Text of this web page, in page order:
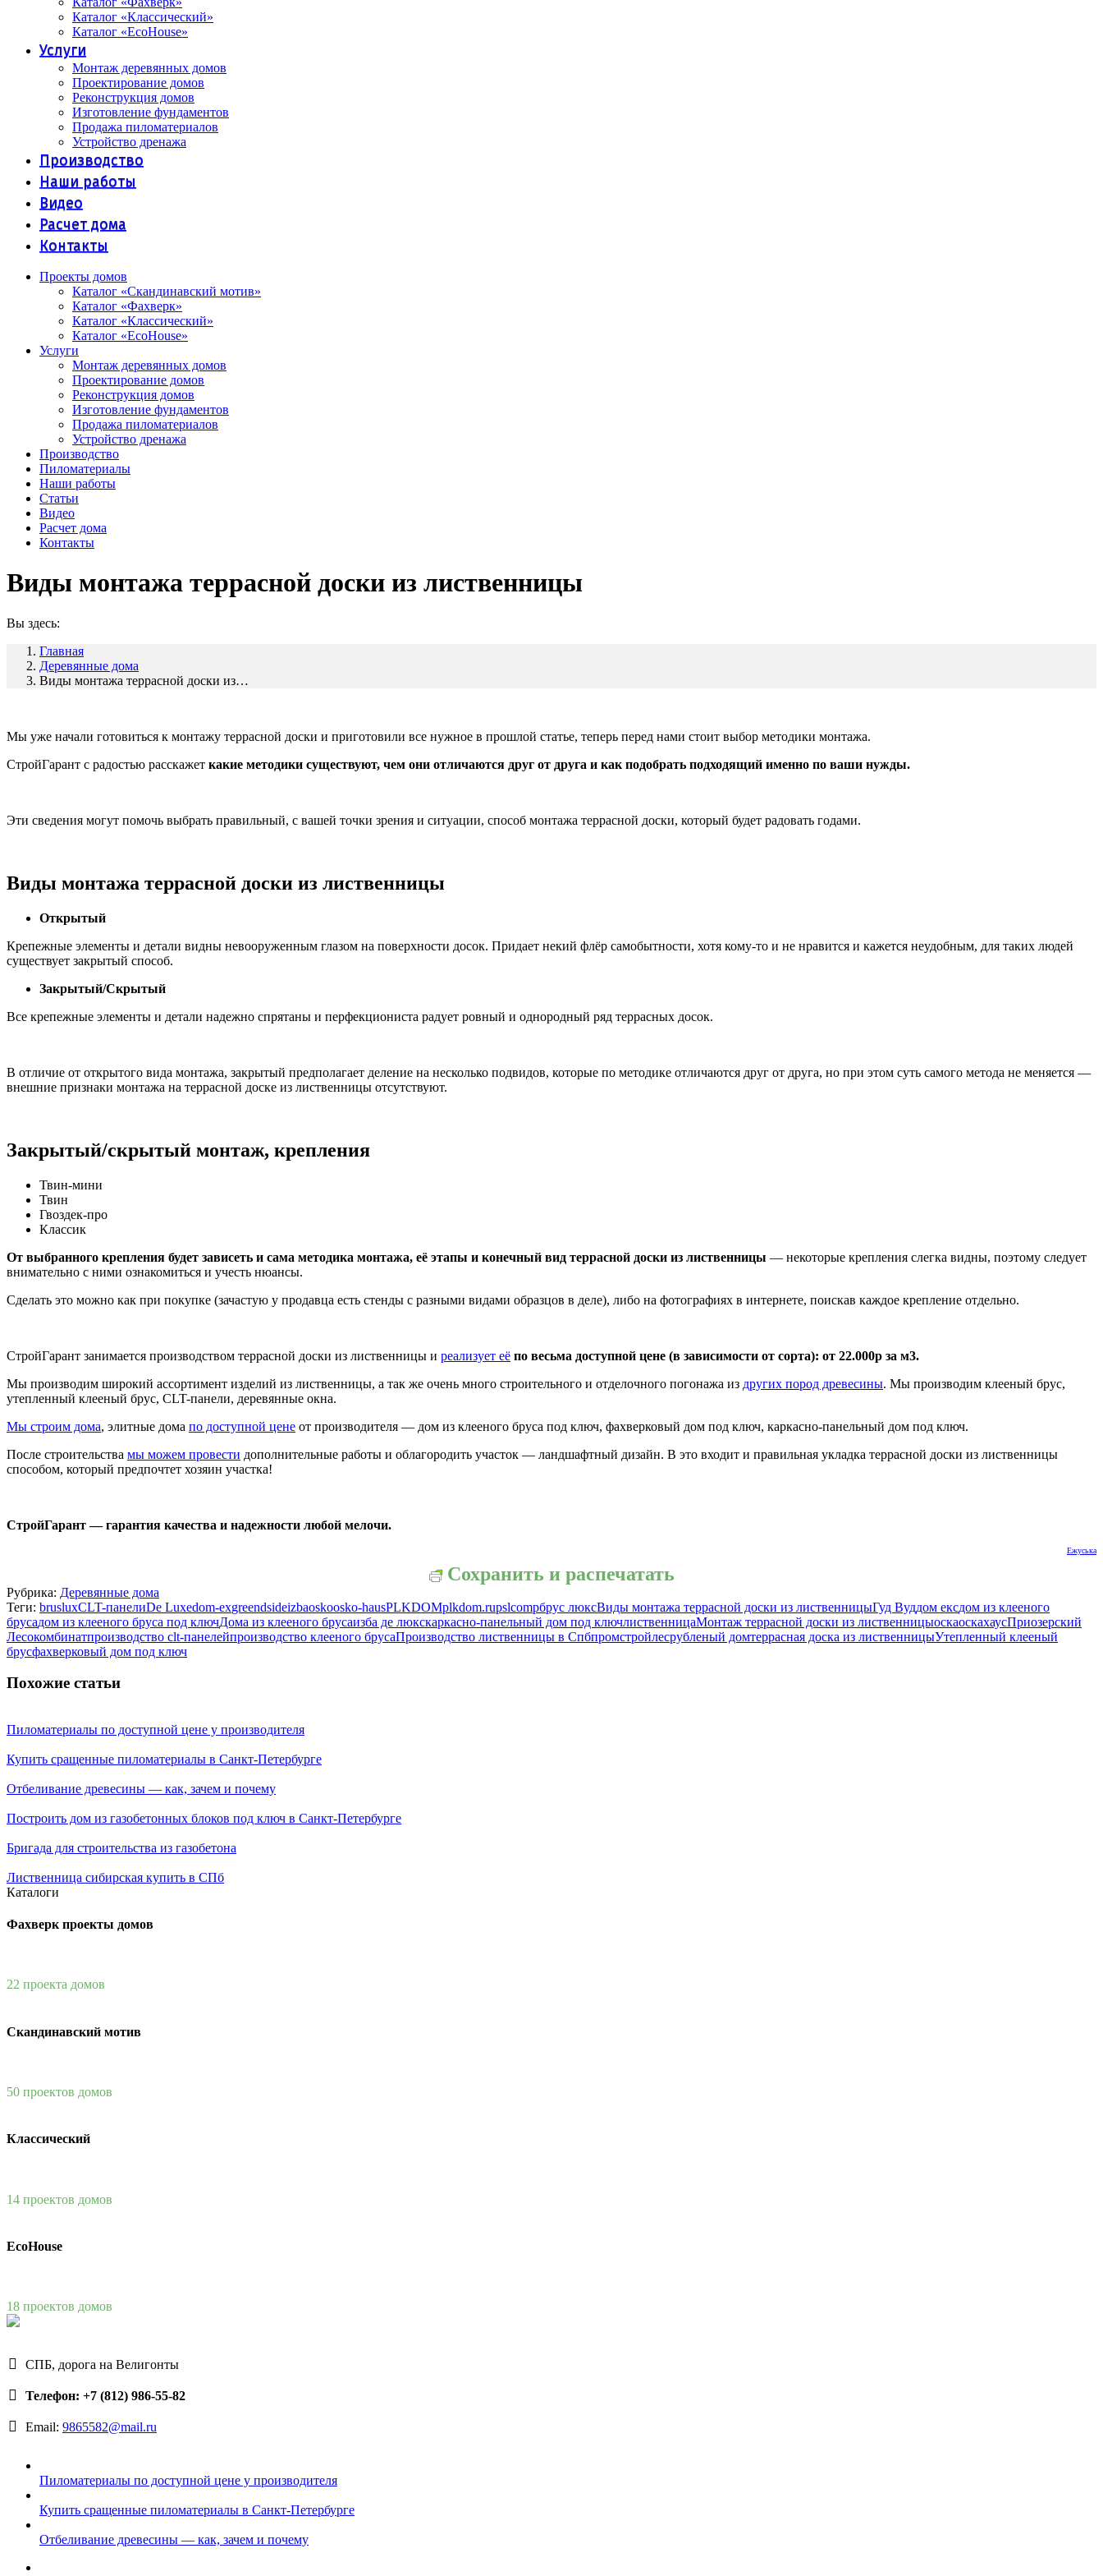
Каталог «Классический»
Каталог «EcoHouse»
Услуги
Монтаж деревянных домов
Проектирование домов
Реконструкция домов
Изготовление фундаментов
Продажа пиломатериалов
Устройство дренажа
Производство
Наши работы
Видео
Расчет дома
Контакты
Проекты домов
Каталог «Скандинавский мотив»
Каталог «Фахверк»
Каталог «Классический»
Каталог «EcoHouse»
Услуги
Монтаж деревянных домов
Проектирование домов
Реконструкция домов
Изготовление фундаментов
Продажа пиломатериалов
Устройство дренажа
Производство
Пиломатериалы
Наши работы
Статьи
Видео
Расчет дома
Контакты
Виды монтажа террасной доски из лиственницы
Вы здесь:
Главная
Деревянные дома
Виды монтажа террасной доски из…
Мы уже начали готовиться к монтажу террасной доски и приготовили все нужное в прошлой статье, теперь перед нами стоит выбор методики монтажа.
СтройГарант с радостью расскажет какие методики существуют, чем они отличаются друг от друга и как подобрать подходящий именно по ваши нужды.
Эти сведения могут помочь выбрать правильный, с вашей точки зрения и ситуации, способ монтажа террасной доски, который будет радовать годами.
Виды монтажа террасной доски из лиственницы
Открытый
Крепежные элементы и детали видны невооруженным глазом на поверхности досок. Придает некий флёр самобытности, хотя кому-то и не нравится и кажется неудобным, для таких людей
существует закрытый способ.
Закрытый/Скрытый
Все крепежные элементы и детали надежно спрятаны и перфекциониста радует ровный и однородный ряд террасных досок.
В отличие от открытого вида монтажа, закрытый предполагает деление на несколько подвидов, которые по методике отличаются друг от друга, но при этом суть самого метода не меняется —
внешние признаки монтажа на террасной доске из лиственницы отсутствуют.
Закрытый/скрытый монтаж, крепления
Твин-мини
Твин
Гвоздек-про
Классик
От выбранного крепления будет зависеть и сама методика монтажа, её этапы и конечный вид террасной доски из лиственницы — некоторые крепления слегка видны, поэтому следует
внимательно с ними ознакомиться и учесть нюансы.
Сделать это можно как при покупке (зачастую у продавца есть стенды с разными видами образцов в деле), либо на фотографиях в интернете, поискав каждое крепление отдельно.
СтройГарант занимается производством террасной доски из лиственницы и реализует её по весьма доступной цене (в зависимости от сорта): от 22.000р за м3.
Мы производим широкий ассортимент изделий из лиственницы, а так же очень много строительного и отделочного погонажа из других пород древесины. Мы производим клееный брус,
утепленный клееный брус, CLT-панели, деревянные окна.
Мы строим дома, элитные дома по доступной цене от производителя — дом из клееного бруса под ключ, фахверковый дом под ключ, каркасно-панельный дом под ключ.
После строительства мы можем провести дополнительные работы и облагородить участок — ландшафтный дизайн. В это входит и правильная укладка террасной доски из лиственницы
способом, который предпочтет хозяин участка!
СтройГарант — гарантия качества и надежности любой мелочи.
Ежуська
Сохранить и распечатать
Рубрика: Деревянные дома
Теги: brusluxCLT-панелиDe Luxedom-exgreendsideizbaoskoosko-hausPLKDOMplkdom.rupslcompбрус люксВиды монтажа террасной доски из лиственницыГуд Вуддом ексдом из клееного
брусадом из клееного бруса под ключДома из клееного брусаизба де люкскаркасно-панельный дом под ключлиственницаМонтаж террасной доски из лиственницыоскаоскахаусПриозерский
Лесокомбинатпроизводство clt-панелейпроизводство клееного брусаПроизводство лиственницы в Спбпромстройлесрубленый домтеррасная доска из лиственницыУтепленный клееный
брусфахверковый дом под ключ
Похожие статьи
Пиломатериалы по доступной цене у производителя
Купить сращенные пиломатериалы в Санкт-Петербурге
Отбеливание древесины — как, зачем и почему
Построить дом из газобетонных блоков под ключ в Санкт-Петербурге
Бригада для строительства из газобетона
Лиственница сибирская купить в СПб
Каталоги
Фахверк проекты домов
22 проекта домов
Скандинавский мотив
50 проектов домов
Классический
14 проектов домов
EcoHouse
18 проектов домов
СПБ, дорога на Велигонты
Телефон: +7 (812) 986-55-82
Email: 9865582@mail.ru
Пиломатериалы по доступной цене у производителя
Купить сращенные пиломатериалы в Санкт-Петербурге
Отбеливание древесины — как, зачем и почему